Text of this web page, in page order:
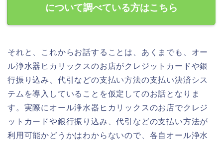
について調べている方はこちら
それと、これからお話することは、あくまでも、オー
ル浄水器ヒカリックスのお店がクレジットカードや銀
行振り込み、代引などの支払い方法の支払い決済シス
テムを導入していることを仮定してのお話となりま
す。実際にオール浄水器ヒカリックスのお店でクレジ
ットカードや銀行振り込み、代引などの支払い方法が
利用可能かどうかはわからないので、各自オール浄水